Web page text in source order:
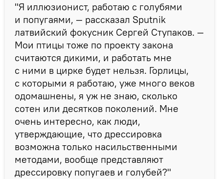
"Я иллюзионист, работаю с голубями
и попугаями, — рассказал Sputnik
латвийский фокусник Сергей Ступаков. —
Мои птицы тоже по проекту закона
считаются дикими, и работать мне
с ними в цирке будет нельзя. Горлицы,
с которыми я работаю, уже много веков
одомашнены, я уж не знаю, сколько
сотен или десятков поколений. Мне
очень интересно, как люди,
утверждающие, что дрессировка
возможна только насильственными
методами, вообще представляют
дрессировку попугаев и голубей?"